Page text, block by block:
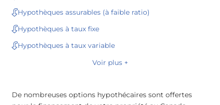
Hypothèques assurables (à faible ratio)
Hypothèques à taux fixe
Hypothèques à taux variable
Voir plus +
De nombreuses options hypothécaires sont offertes